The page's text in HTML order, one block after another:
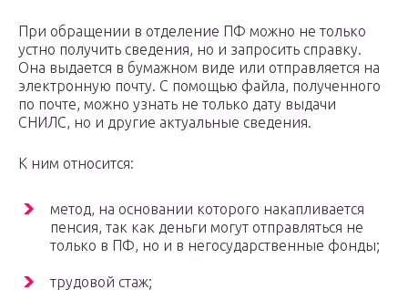
При обращении в отделение ПФ можно не только
устно получить сведения, но и запросить справку.
Она выдается в бумажном виде или отправляется на
электронную почту. С помощью файла, полученного
по почте, можно узнать не только дату выдачи
СНИЛС, но и другие актуальные сведения.
К ним относится:
метод, на основании которого накапливается
пенсия, так как деньги могут отправляться не
только в ПФ, но и в негосударственные фонды;
трудовой стаж;